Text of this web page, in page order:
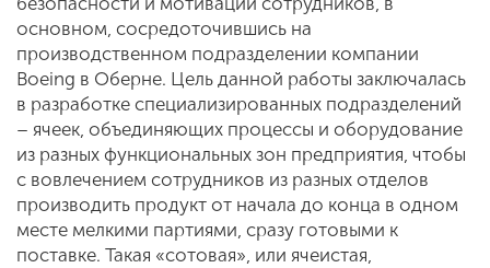
основном, сосредоточившись на
производственном подразделении компании
Boeing в Оберне. Цель данной работы заключалась
в разработке специализированных подразделений
– ячеек, объединяющих процессы и оборудование
из разных функциональных зон предприятия, чтобы
с вовлечением сотрудников из разных отделов
производить продукт от начала до конца в одном
месте мелкими партиями, сразу готовыми к
поставке. Такая «сотовая», или ячеистая,